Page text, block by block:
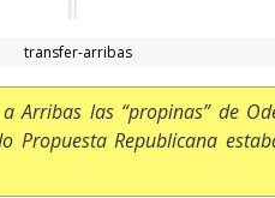
transfer-arribas
Arribas las “propinas” de
Propuesta Republicana